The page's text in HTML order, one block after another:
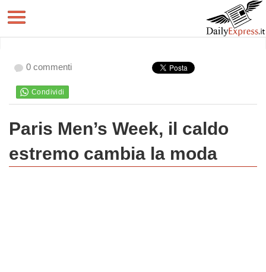
0 commenti
Paris Men’s Week, il caldo
estremo cambia la moda